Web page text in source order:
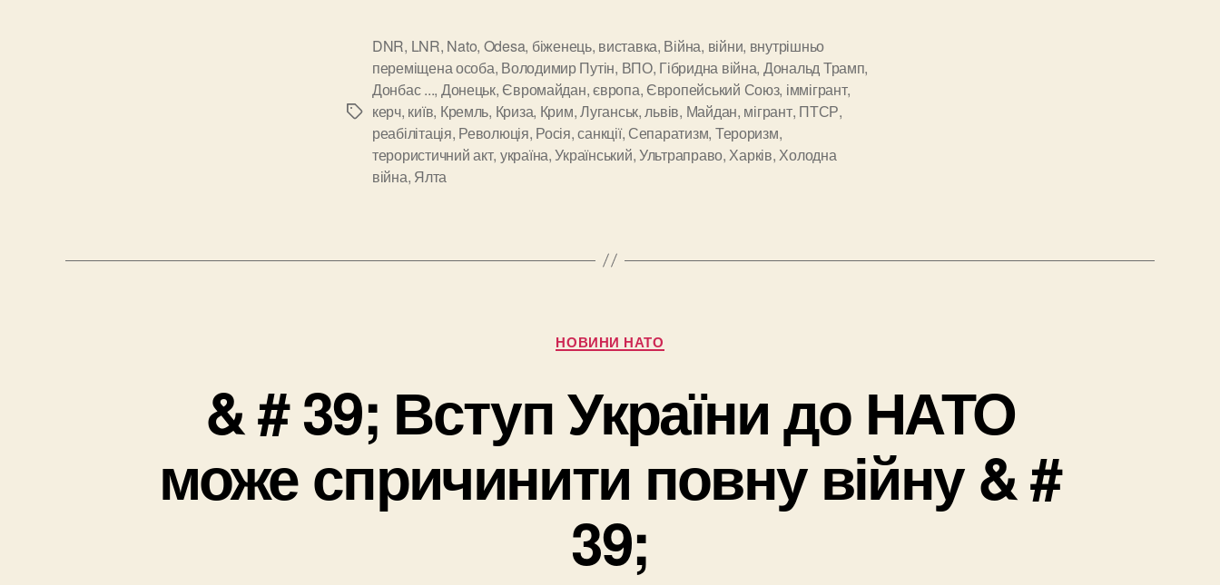
Позначки
DNR, LNR, Nato, Odesa, біженець, виставка, Війна, війни, внутрішньо
переміщена особа, Володимир Путін, ВПО, Гібридна війна, Дональд Трамп,
Донбас ..., Донецьк, Євромайдан,європа, Європейський Союз, іммігрант,
керч, київ, Кремль, Криза, Крим,Луганськ,львів, Майдан, мігрант, ПТСР,
реабілітація, Революція, Росія,санкції, Сепаратизм, Тероризм,
терористичний акт, україна,Український,Ультраправо,Харків,Холодна
війна, Ялта
Категорії
НОВИНИ НАТО
& # 39; Вступ України до НАТО
може спричинити повну війну & #
39;